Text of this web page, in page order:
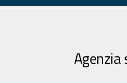
Agenzia